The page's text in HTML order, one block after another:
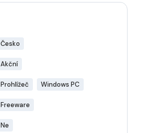
Česko
Akční
Prohlížeč Windows PC
Freeware
Ne